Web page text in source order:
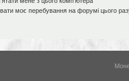
моє перебування на форумі цього